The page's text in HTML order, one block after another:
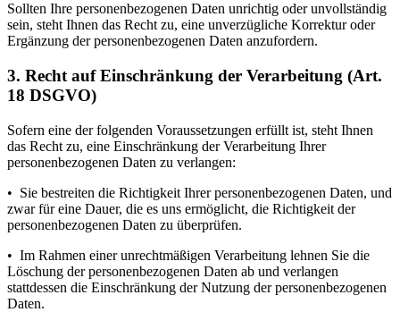
Sollten Ihre personenbezogenen Daten unrichtig oder unvollständig
sein, steht Ihnen das Recht zu, eine unverzügliche Korrektur oder
Ergänzung der personenbezogenen Daten anzufordern.
3. Recht auf Einschränkung der Verarbeitung (Art.
18 DSGVO)
Sofern eine der folgenden Voraussetzungen erfüllt ist, steht Ihnen
das Recht zu, eine Einschränkung der Verarbeitung Ihrer
personenbezogenen Daten zu verlangen:
• Sie bestreiten die Richtigkeit Ihrer personenbezogenen Daten, und
zwar für eine Dauer, die es uns ermöglicht, die Richtigkeit der
personenbezogenen Daten zu überprüfen.
• Im Rahmen einer unrechtmäßigen Verarbeitung lehnen Sie die
Löschung der personenbezogenen Daten ab und verlangen
stattdessen die Einschränkung der Nutzung der personenbezogenen
Daten.